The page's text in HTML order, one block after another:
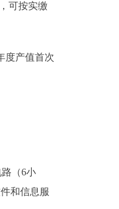
可按实缴
度产值首次
（6小
和信息服